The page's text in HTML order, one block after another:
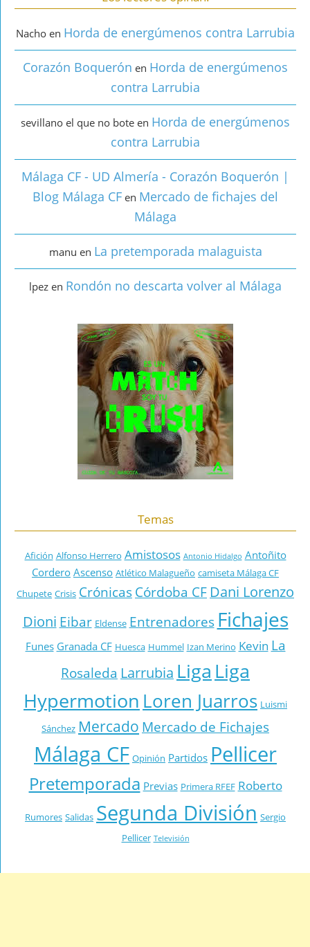
Nacho en Horda de energúmenos contra Larrubia
Corazón Boquerón en Horda de energúmenos
contra Larrubia
sevillano el que no bote en Horda de energúmenos
contra Larrubia
Málaga CF - UD Almería - Corazón Boquerón |
Blog Málaga CF en Mercado de fichajes del
Málaga
manu en La pretemporada malaguista
lpez en Rondón no descarta volver al Málaga
Temas
Afición Alfonso Herrero Amistosos Antonio Hidalgo Antoñito
CorderoAscenso Atlético Malagueño camiseta Málaga CF
Chupete Crisis Crónicas Córdoba CF Dani Lorenzo
Dioni Eibar Eldense Entrenadores Fichajes
Funes Granada CF Huesca Hummel Izan Merino Kevin La
Rosaleda Larrubia Liga Liga
Hypermotion Loren Juarros Luismi
Sánchez Mercado Mercado de Fichajes
Málaga CF Opinión Partidos Pellicer
Pretemporada Previas Primera RFEF Roberto
Rumores Salidas Segunda División Sergio
Pellicer Televisión